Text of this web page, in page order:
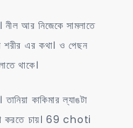
নীল আর নিজেকে সামলাতে
শরীর এর কথা। ও পেছন
থাকে।
কাকিমার ল্যাঙটা
করতে চায়। 69 choti